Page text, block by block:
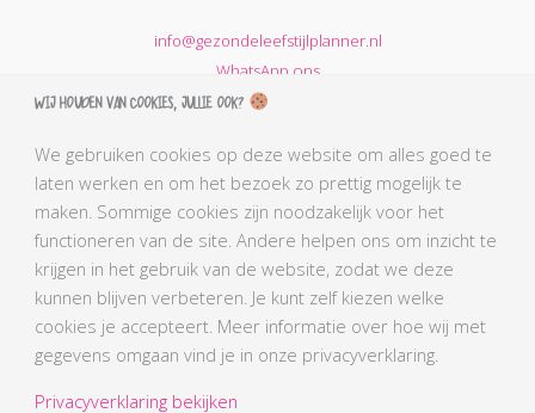
info@gezondeleefstijlplanner.nl
WhatsApp ons
KVK nummer: 68664621
AGB-code Praktijk: 90069212
AGB-code Zorgverlener Simone: 90110291
Kabiz registratienummer: 18106656784
BLCN lidnummer: L0761
BGN lidnummer Simone: 4407
Wij houden van cookies, jullie ook?
We gebruiken cookies op deze website om alles goed te
laten werken en om het bezoek zo prettig mogelijk te
maken. Sommige cookies zijn noodzakelijk voor het
functioneren van de site. Andere helpen ons om inzicht te
krijgen in het gebruik van de website, zodat we deze
kunnen blijven verbeteren. Je kunt zelf kiezen welke
cookies je accepteert. Meer informatie over hoe wij met
gegevens omgaan vind je in onze privacyverklaring.
Privacyverklaring bekijken